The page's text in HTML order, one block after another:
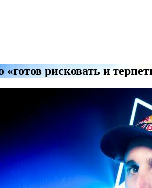
«готов рисковать и